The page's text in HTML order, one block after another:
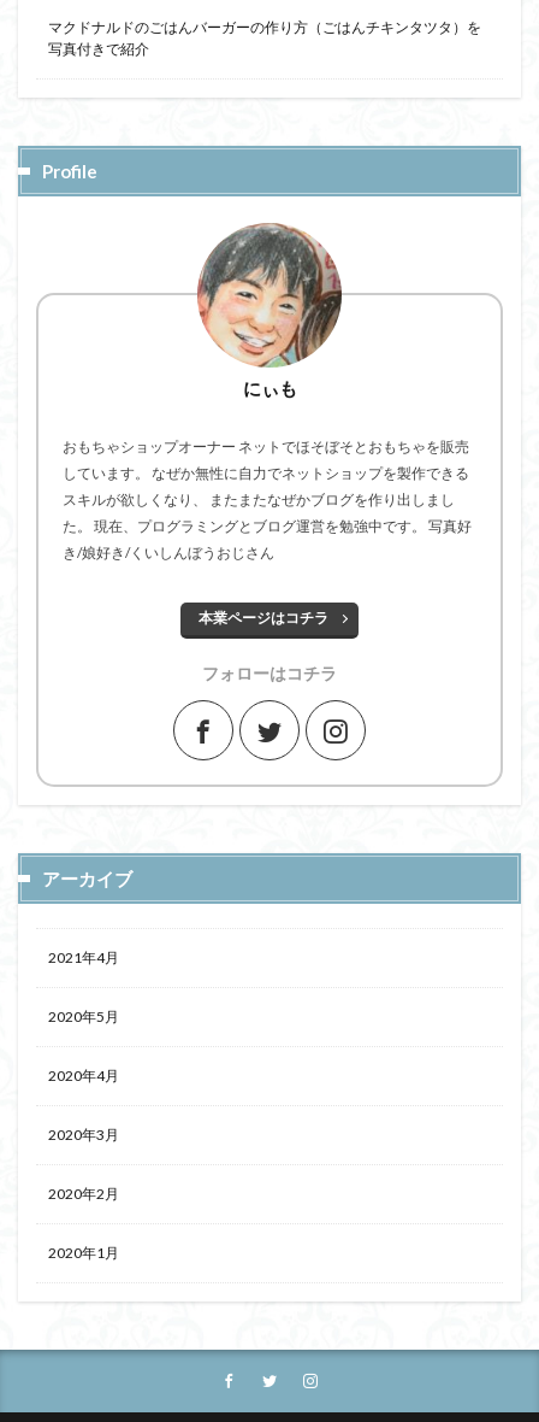
マクドナルドのごはんバーガーの作り方（ごはんチキンタツタ）を
写真付きで紹介
Profile
にぃも
おもちゃショップオーナー ネットでほそぼそとおもちゃを販売
しています。 なぜか無性に自力でネットショップを製作できる
スキルが欲しくなり、 またまたなぜかブログを作り出しまし
た。 現在、プログラミングとブログ運営を勉強中です。 写真好
き/娘好き/くいしんぼうおじさん
本業ページはコチラ
フォローはコチラ
アーカイブ
2021年4月
2020年5月
2020年4月
2020年3月
2020年2月
2020年1月